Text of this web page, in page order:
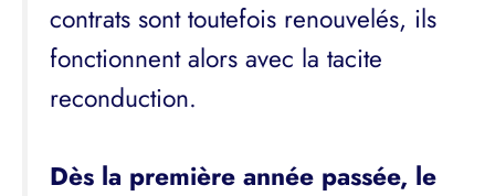
contrats sont toutefois renouvelés, ils
fonctionnent alors avec la tacite
reconduction.
Dès la première année passée, le